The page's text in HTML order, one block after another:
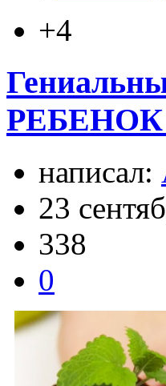
+4
РЕБЕНОК
написал:
23
338
0